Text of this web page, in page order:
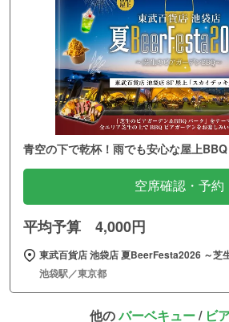
青空の下で乾杯！雨でも安心な屋上
空席確認・予約
平均予算 4,000円
東武百貨店 池袋店 夏BeerFesta2026 ～芝
池袋駅／東京都
他のバーベキュー/ ビ